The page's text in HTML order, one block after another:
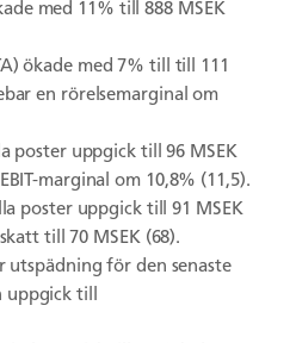
med 11% till 888 MSEK
ökade med 7% till till 111
en rörelsemarginal om
poster uppgick till 96 MSEK
marginal om 10,8% (11,5).
poster uppgick till 91 MSEK
till 70 MSEK (68).
utspädning för den senaste
uppgick till